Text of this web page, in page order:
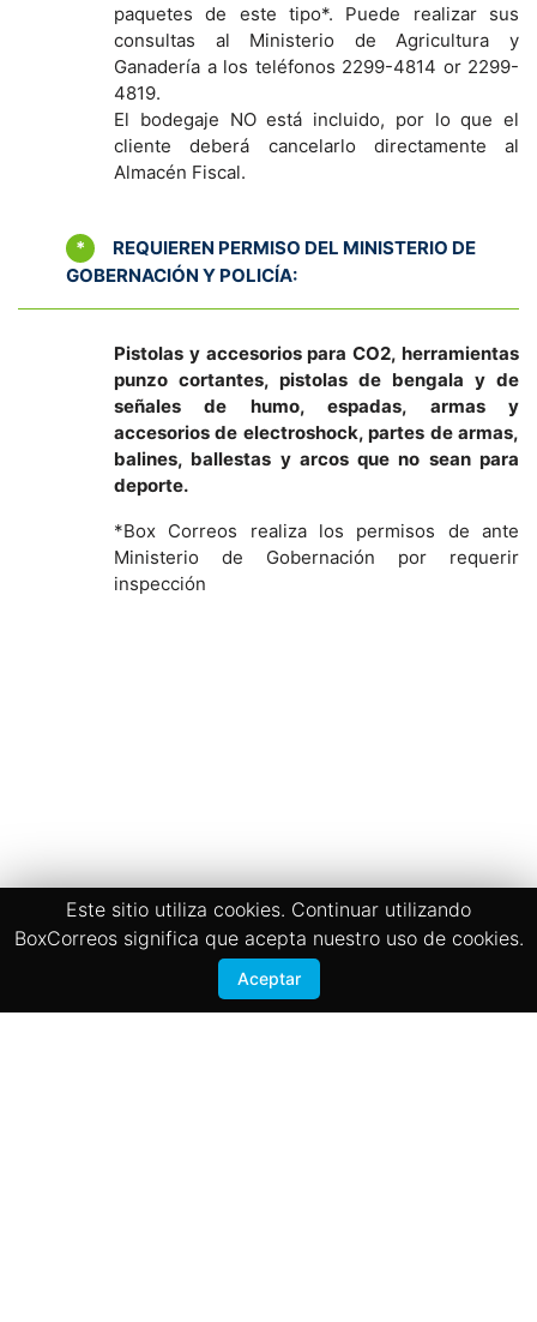
paquetes de este tipo*. Puede realizar sus
consultas al Ministerio de Agricultura y
Ganadería a los teléfonos 2299-4814 or 2299-
4819.
El bodegaje NO está incluido, por lo que el
cliente deberá cancelarlo directamente al
Almacén Fiscal.
*
REQUIEREN PERMISO DEL MINISTERIO DE
GOBERNACIÓN Y POLICÍA:
Pistolas y accesorios para CO2, herramientas
punzo cortantes, pistolas de bengala y de
señales de humo, espadas, armas y
accesorios de electroshock, partes de armas,
balines, ballestas y arcos que no sean para
deporte.
*Box Correos realiza los permisos de ante
Ministerio de Gobernación por requerir
inspección
Términos y Condiciones
Este sitio utiliza cookies. Continuar utilizando
BoxCorreos significa que acepta nuestro uso de cookies.
Aceptar